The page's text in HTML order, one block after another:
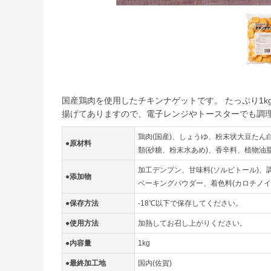
国産鶏肉を使用したチキンナゲットです。 たっぷり
揚げてありますので、電子レンジやトースターでも調
●原材料
鶏肉(国産)、しょうゆ、粉末状大豆たん
類(砂糖、粉末水あめ)、香辛料、植物油
●添加物
加工デンプン、甘味料(ソルビトール)、
ベーキングパウダー、着色料(カロチノ
●保存方法 -18℃以下で保存してください。
●使用方法 加熱してお召し上がりください。
●内容量 1kg
●最終加工地 国内(佐賀)